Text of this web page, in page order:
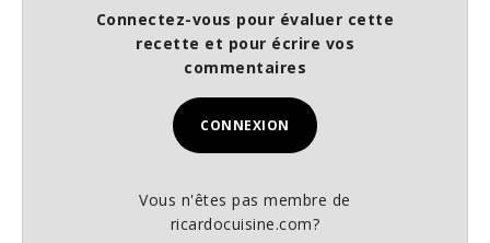
Connectez-vous pour évaluer cette
recette et pour écrire vos
commentaires
CONNEXION
Vous n'êtes pas membre de
ricardocuisine.com?